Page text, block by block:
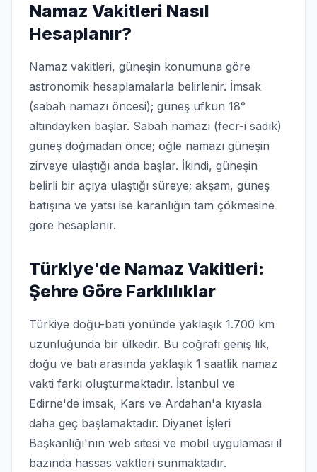
Namaz Vakitleri Nasıl
Hesaplanır?
Namaz vakitleri, güneşin konumuna göre
astronomik hesaplamalarla belirlenir. İmsak
(sabah namazı öncesi); güneş ufkun 18°
altındayken başlar. Sabah namazı (fecr-i sadık)
güneş doğmadan önce; öğle namazı güneşin
zirveye ulaştığı anda başlar. İkindi, güneşin
belirli bir açıya ulaştığı süreye; akşam, güneş
batışına ve yatsı ise karanlığın tam çökmesine
göre hesaplanır.
Türkiye'de Namaz Vakitleri:
Şehre Göre Farklılıklar
Türkiye doğu-batı yönünde yaklaşık 1.700 km
uzunluğunda bir ülkedir. Bu coğrafi geniş lik,
doğu ve batı arasında yaklaşık 1 saatlik namaz
vakti farkı oluşturmaktadır. İstanbul ve
Edirne'de imsak, Kars ve Ardahan'a kıyasla
daha geç başlamaktadır. Diyanet İşleri
Başkanlığı'nın web sitesi ve mobil uygulaması il
bazında hassas vaktleri sunmaktadır.